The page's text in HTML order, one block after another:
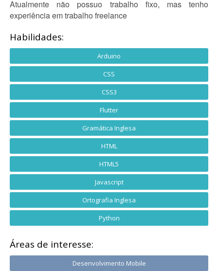
Atualmente não possuo trabalho fixo, mas tenho
experiência em trabalho freelance
Habilidades:
Arduino
CSS
CSS3
Flutter
Gramática Inglesa
HTML
HTML5
Javascript
Ortografia Inglesa
Python
Áreas de interesse:
Desenvolvimento Mobile